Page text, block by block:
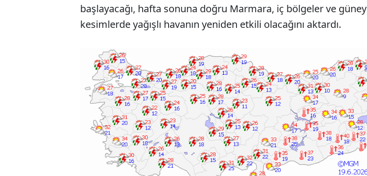
başlayacağı, hafta sonuna doğru Marmara, iç bölgeler ve güney
kesimlerde yağışlı havanın yeniden etkili olacağını aktardı.